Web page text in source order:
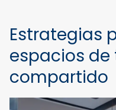
Estrategias
espacios
compartido